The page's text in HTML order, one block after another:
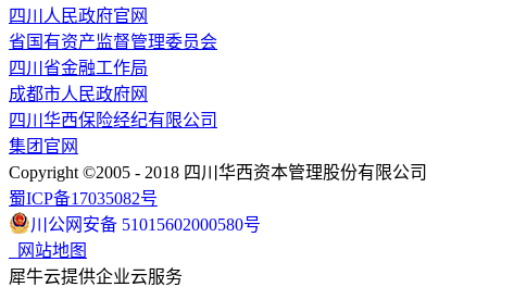
四川人民政府官网
省国有资产监督管理委员会
四川省金融工作局
成都市人民政府网
四川华西保险经纪有限公司
集团官网
Copyright ©2005 - 2018 四川华西资本管理股份有限公司
蜀ICP备17035082号
川公网安备 51015602000580号
网站地图
犀牛云提供企业云服务